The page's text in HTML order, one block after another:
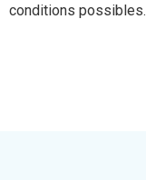
conditions possibles.